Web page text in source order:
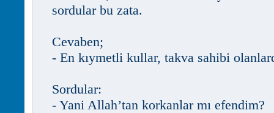
sordular bu zata.
Cevaben;
- En kıymetli kullar, takva sahibi
Sordular:
- Yani Allah’tan korkanlar mı efendim?